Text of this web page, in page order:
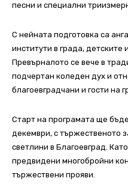
песни и специални
С нейната подготовка са
институти в града, детските
Превърналото се вече в
подчертан коледен дух и
благоевградчани и гости на
Старт на програмата ще
декември, с тържественото
светлини в Благоевград.
предвидени многобройни
тържествени прояви.